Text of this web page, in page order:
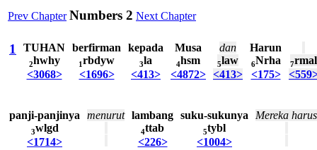
Prev Chapter Numbers 2 Next Chapter
1 TUHAN
2hwhy
<3068>
berfirman
1rbdyw
<1696>
kepada
3la
<413>
Musa
4hsm
<4872>
dan
5law
<413>
Harun
6Nrha
<175>
7rmal
panji-panjinya
3wlgd
<1714>
menurut lambang
4ttab
<226>
suku-sukunya
5tybl
<1004>
Mereka harus